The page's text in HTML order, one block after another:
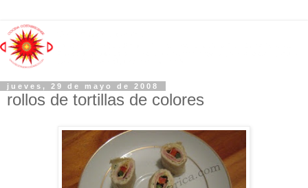
jueves, 29 de mayo de 2008
rollos de tortillas de colores